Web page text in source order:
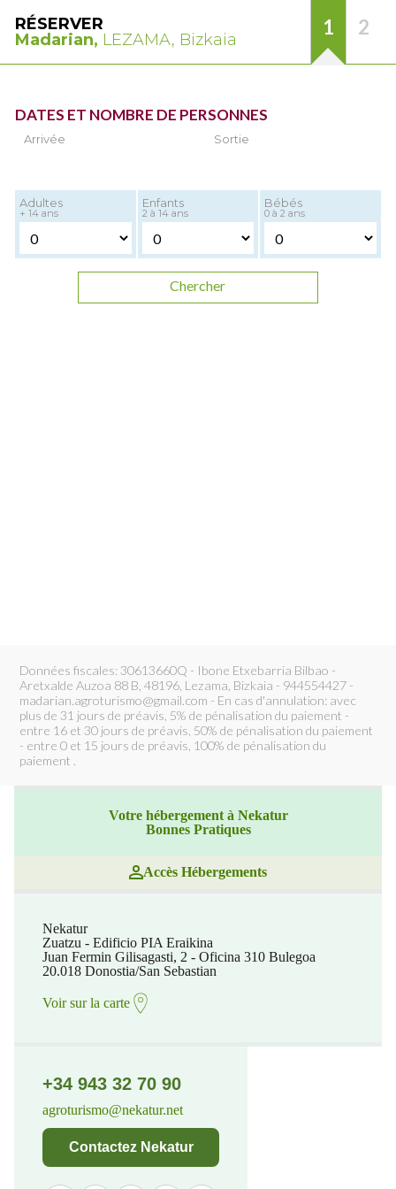
RÉSERVER
Madarian, LEZAMA, Bizkaia
1 2
DATES ET NOMBRE DE PERSONNES
Arrivée Sortie
Adultes
+ 14 ans
Enfants
2 à 14 ans
Bébés
0 à 2 ans
Chercher
Données fiscales: 30613660Q - Ibone Etxebarria Bilbao -
Aretxalde Auzoa 88 B, 48196, Lezama, Bizkaia - 944554427 -
madarian.agroturismo@gmail.com - En cas d'annulation: avec
plus de 31 jours de préavis, 5% de pénalisation du paiement -
entre 16 et 30 jours de préavis, 50% de pénalisation du paiement
- entre 0 et 15 jours de préavis, 100% de pénalisation du
paiement .
Votre hébergement à Nekatur
Bonnes Pratiques
Accès Hébergements
Nekatur
Zuatzu - Edificio PIA Eraikina
Juan Fermin Gilisagasti, 2 - Oficina 310 Bulegoa
20.018 Donostia/San Sebastian
Voir sur la carte
+34 943 32 70 90
agroturismo@nekatur.net
Contactez Nekatur